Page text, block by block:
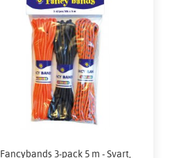
Fancybands 3-pack 5 m - Svart,